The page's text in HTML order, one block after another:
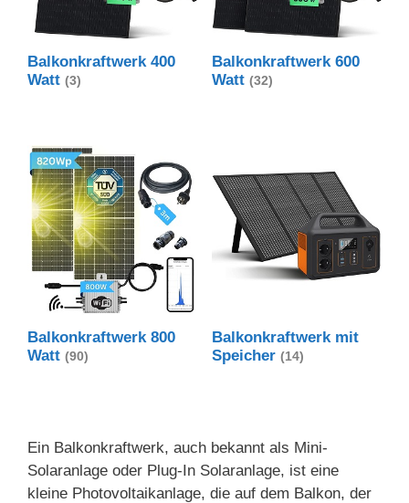
Balkonkraftwerk 400
Watt (3)
Balkonkraftwerk 600
Watt (32)
Balkonkraftwerk 800
Watt (90)
Balkonkraftwerk mit
Speicher (14)
Ein Balkonkraftwerk, auch bekannt als Mini-
Solaranlage oder Plug-In Solaranlage, ist eine
kleine Photovoltaikanlage, die auf dem Balkon, der